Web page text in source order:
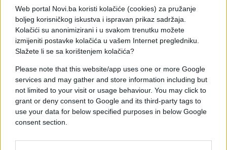
Web portal Novi.ba koristi kolačiće (cookies) za pružanje
boljeg korisničkog iskustva i ispravan prikaz sadržaja.
Kolačići su anonimizirani i u svakom trenutku možete
izmijeniti postavke kolačića u vašem Internet pregledniku.
Slažete li se sa korištenjem kolačića?
Please note that this website/app uses one or more Google
services and may gather and store information including but
not limited to your visit or usage behaviour. You may click to
grant or deny consent to Google and its third-party tags to
use your data for below specified purposes in below Google
consent section.
Najvažniji korak je održavanje dvorišta urednim.
Redovno košenje trave, uklanjanje hrpa kamenja,
drva, lišća ili građevinskog otpada smanjuje mjesta
na kojima se zmije mogu sakriti. Drva za ogrjev
treba držati podignuta od tla, a grmlje i živicu
redovno orezivati kako bi prostor bio pregledniji.
Zmije često dolaze tamo gdje imahrane, a njihov
glavni plijen su glodavci. Zato je važno ukloniti sve
što privlači miševe i štakore – hranu za kućne
namirnice čuvati u zatvorenim posudama, a kante